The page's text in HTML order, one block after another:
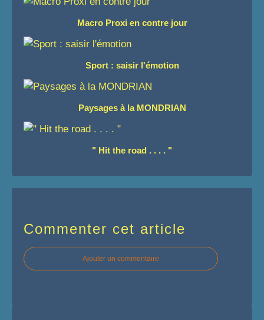
Macro Proxi en contre jour
Sport : saisir l'émotion
Paysages à la MONDRIAN
" Hit the road . . . . "
Commenter cet article
Ajouter un commentaire